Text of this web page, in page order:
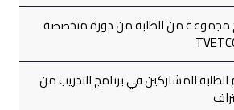
مجموعة من الطلبة من دورة متخصصة
المشاركين في برنامج التدريب من